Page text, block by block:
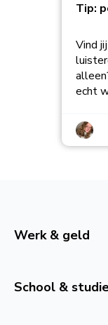
Tip:
Vind
echt
Werk & geld
School &